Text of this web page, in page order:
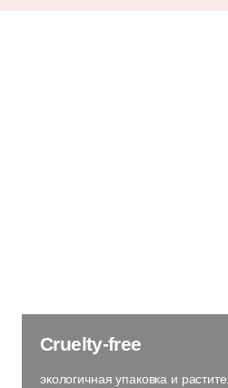
Cruelty-free
экологичная упаковка и